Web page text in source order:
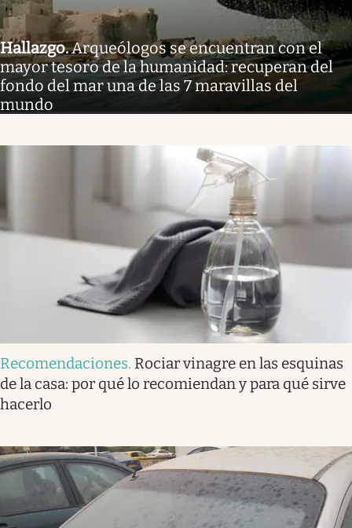
Hallazgo.Arqueólogos se encuentran con el
mayor tesoro de la humanidad: recuperan del
fondo del mar una de las 7 maravillas del
mundo
Recomendaciones. Rociar vinagre en las esquinas
de la casa: por qué lo recomiendan y para qué sirve
hacerlo